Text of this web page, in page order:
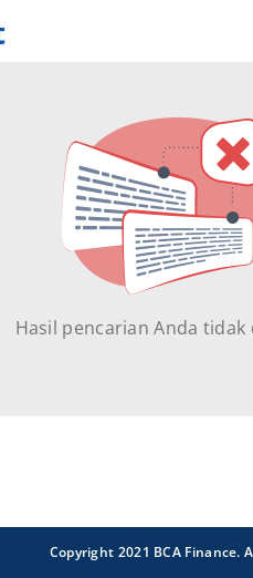
Hasil pencarian Anda tidak
Copyright 2021 BCA Finance.